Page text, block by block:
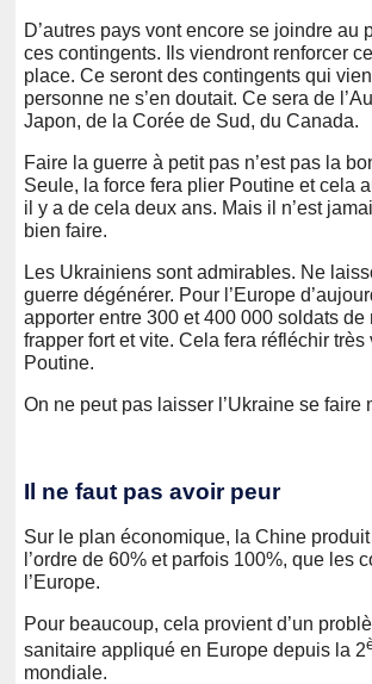
D’autres pays vont encore se joindre au
ces contingents. Ils viendront renforcer
place. Ce seront des contingents qui
personne ne s’en doutait. Ce sera de
Japon, de la Corée de Sud, du Canada.
Faire la guerre à petit pas n’est pas la
Seule, la force fera plier Poutine et cela
il y a de cela deux ans. Mais il n’est
bien faire.
Les Ukrainiens sont admirables. Ne
guerre dégénérer. Pour l’Europe
apporter entre 300 et 400 000 soldats de
frapper fort et vite. Cela fera réfléchir très
Poutine.
On ne peut pas laisser l’Ukraine se faire
Il ne faut pas avoir peur
Sur le plan économique, la Chine
l’ordre de 60% et parfois 100%, que les
l’Europe.
Pour beaucoup, cela provient d’un
sanitaire appliqué en Europe depuis la 2
mondiale.